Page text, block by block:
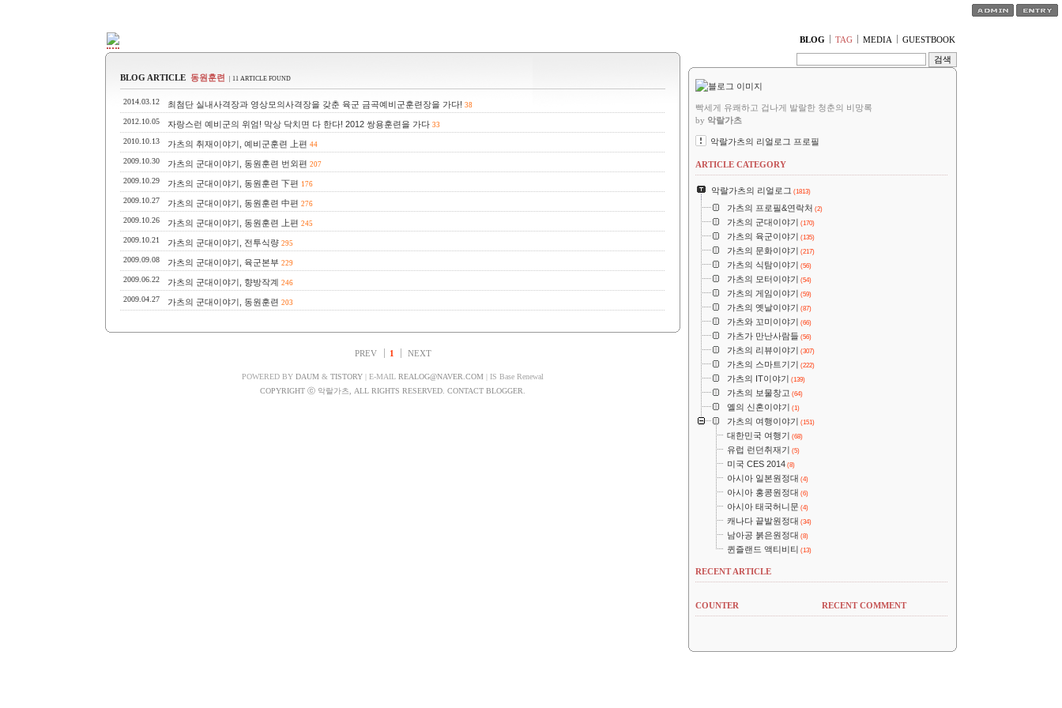
BLOG TAG MEDIA GUESTBOOK
BLOG ARTICLE 동원훈련 | 11 ARTICLE FOUND
2014.03.12 최첨단 실내사격장과 영상모의사격장을 갖춘 육군 금곡예비군훈련장을 가다! 38
2012.10.05 자랑스런 예비군의 위엄! 막상 닥치면 다 한다! 2012 쌍용훈련을 가다 33
2010.10.13 가츠의 취재이야기, 예비군훈련 上편 44
2009.10.30 가츠의 군대이야기, 동원훈련 번외편 207
2009.10.29 가츠의 군대이야기, 동원훈련 下편 176
2009.10.27 가츠의 군대이야기, 동원훈련 中편 276
2009.10.26 가츠의 군대이야기, 동원훈련 上편 245
2009.10.21 가츠의 군대이야기, 전투식량 295
2009.09.08 가츠의 군대이야기, 육군본부 229
2009.06.22 가츠의 군대이야기, 향방작계 246
2009.04.27 가츠의 군대이야기, 동원훈련 203
PREV 1 NEXT
POWERED BY DAUM & TISTORY | E-MAIL REALOG@NAVER.COM | IS Base Renewal
COPYRIGHT ⓒ 악랄가츠, ALL RIGHTS RESERVED. CONTACT BLOGGER.
빡세게 유쾌하고 겁나게 발랄한 청춘의 비망록
by 악랄가츠
악랄가츠의 리얼로그 프로필
ARTICLE CATEGORY
악랄가츠의 리얼로그 (1813)
가츠의 프로필&연락처 (2)
가츠의 군대이야기 (170)
가츠의 육군이야기 (135)
가츠의 문화이야기 (217)
가츠의 식탐이야기 (56)
가츠의 모터이야기 (54)
가츠의 게임이야기 (59)
가츠의 옛날이야기 (87)
가츠와 꼬미이야기 (66)
가츠가 만난사람들 (56)
가츠의 리뷰이야기 (307)
가츠의 스마트기기 (222)
가츠의 IT이야기 (139)
가츠의 보물창고 (64)
옐의 신혼이야기 (1)
가츠의 여행이야기 (151)
대한민국 여행기 (68)
유럽 런던취재기 (5)
미국 CES 2014 (8)
아시아 일본원정대 (4)
아시아 홍콩원정대 (6)
아시아 태국허니문 (4)
캐나다 끝발원정대 (34)
남아공 붉은원정대 (8)
퀸즐랜드 액티비티 (13)
RECENT ARTICLE
COUNTER RECENT COMMENT
티스토리툴바